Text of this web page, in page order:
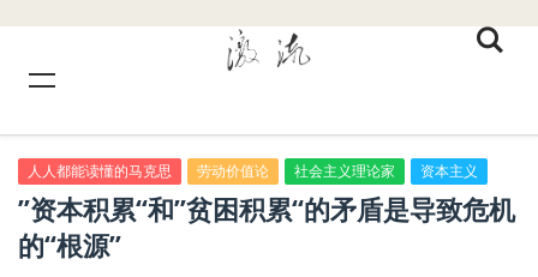
人人都能读懂的马克思 劳动价值论 社会主义理论家 资本主义
”资本积累“和”贫困积累“的矛盾是导致危机
的“根源”